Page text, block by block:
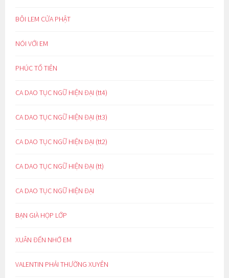
BÔI LEM CỬA PHẬT
NÓI VỚI EM
PHÚC TỔ TIÊN
CA DAO TỤC NGỮ HIỆN ĐẠI (tt4)
CA DAO TỤC NGỮ HIỆN ĐẠI (tt3)
CA DAO TỤC NGỮ HIỆN ĐẠI (tt2)
CA DAO TỤC NGỮ HIỆN ĐẠI (tt)
CA DAO TỤC NGỮ HIỆN ĐẠI
BẠN GIÀ HỌP LỚP
XUÂN ĐẾN NHỚ EM
VALENTIN PHẢI THƯỜNG XUYÊN